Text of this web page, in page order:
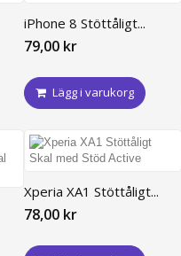
iPhone 8 Stöttåligt...
79,00 kr
Lägg i varukorg
Xperia XA1 Stöttåligt...
78,00 kr